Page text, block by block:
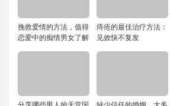
挽救爱情的方法，值得
恋爱中的痴情男女了解
痔疮的最佳治疗方法：
见效快不复发
分享哪些男人的天堂国
缺少信任的婚姻，大多